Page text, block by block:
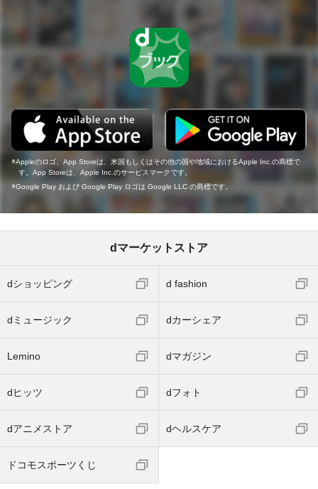
Appleのロゴ、App Storeは、米国もしくはその他の国や地域におけるApple Inc.の商標で
す。App Storeは、Apple Inc.のサービスマークです。
Google Play および Google Play ロゴは Google LLC の商標です。
dマーケットストア
dショッピング d fashion
dミュージック dカーシェア
Lemino dマガジン
dヒッツ dフォト
dアニメストア dヘルスケア
ドコモスポーツくじ